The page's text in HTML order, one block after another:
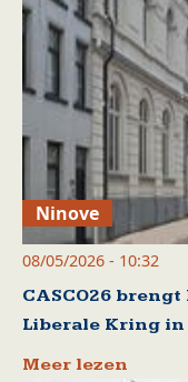
Ninove
08/05/2026 - 10:32
CASCO26
Liberale Kring in
Meer lezen